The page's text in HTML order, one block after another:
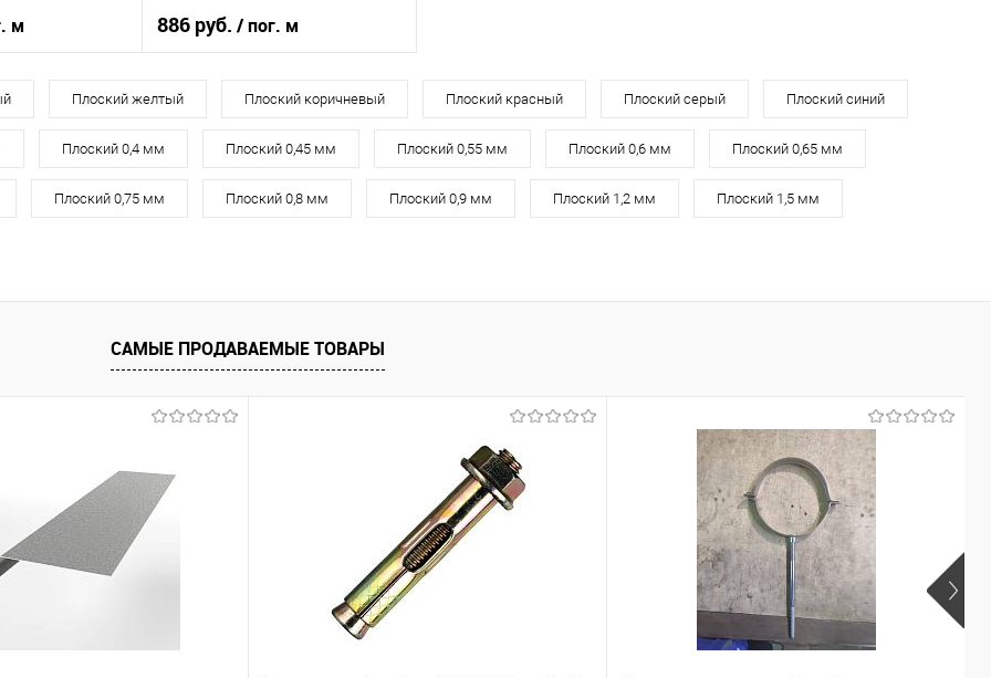
м
0.7 мм
RAL 9003
Под заказ
886 руб. / пог. м
Толщина металла 0.6 мм
Цвет RAL 9003 Светло-серый
В корзину
В избранное
Под заказ
Плоский желтый Плоский коричневый Плоский красный Плоский серый Плоский синий
Плоский 0,4 мм Плоский 0,45 мм Плоский 0,55 мм Плоский 0,6 мм Плоский 0,65 мм
Плоский 0,75 мм Плоский 0,8 мм Плоский 0,9 мм Плоский 1,2 мм Плоский 1,5 мм
САМЫЕ ПРОДАВАЕМЫЕ ТОВАРЫ